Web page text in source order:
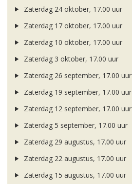
Zaterdag 24 oktober, 17.00 uur
Zaterdag 17 oktober, 17.00 uur
Zaterdag 10 oktober, 17.00 uur
Zaterdag 3 oktober, 17.00 uur
Zaterdag 26 september, 17.00 uur
Zaterdag 19 september, 17.00 uur
Zaterdag 12 september, 17.00 uur
Zaterdag 5 september, 17.00 uur
Zaterdag 29 augustus, 17.00 uur
Zaterdag 22 augustus, 17.00 uur
Zaterdag 15 augustus, 17.00 uur